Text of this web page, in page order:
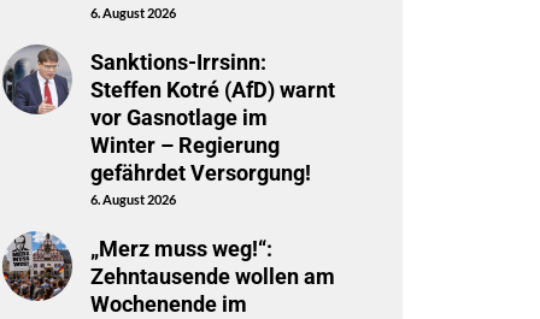
6. August 2026
Sanktions-Irrsinn:
Steffen Kotré (AfD) warnt
vor Gasnotlage im
Winter – Regierung
gefährdet Versorgung!
6. August 2026
„Merz muss weg!“:
Zehntausende wollen am
Wochenende im